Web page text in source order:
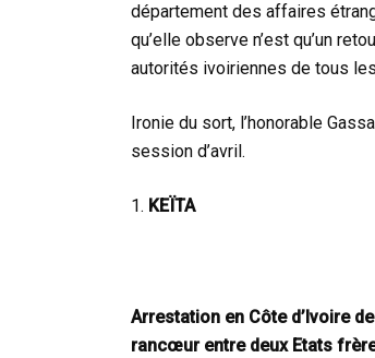
département des affaires
qu’elle observe n’est qu’un
autorités ivoiriennes de tous
Ironie du sort, l’honorable
session d’avril.
KEÏTA
Arrestation en Côte d’Ivoire
rancœur entre deux Etats